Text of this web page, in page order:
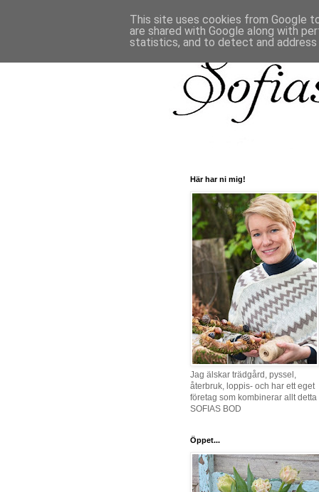
Här har ni mig!
Jag älskar trädgård, pyssel,
återbruk, loppis- och har ett eget
företag som kombinerar allt detta
SOFIAS BOD
Öppet...
This site uses cookies from Google
are shared with Google along with
statistics, and to detect and address